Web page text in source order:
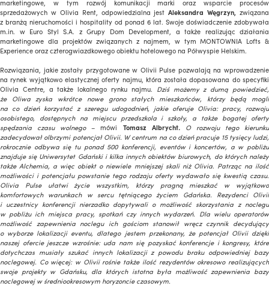
marketingowe, w tym rozwój komunikacji marki oraz wsparcie procesów
sprzedażowych w Olivia Rent, odpowiedzialna jestAleksandra Węgrzyn, związana
z branżą nieruchomości i hospitality od ponad 6 lat. Swoje doświadczenie zdobywała
m.in. w Euro Styl S.A. z Grupy Dom Development, a także realizując działania
marketingowe dla projektów związanych z najmem, w tym MONTOWNIA Lofts &
Experience oraz czterogwiazdkowego obiektu hotelowego na Półwyspie Helskim.
Rozwiązania, jakie zostały przygotowane w Olivii Pulse pozwalają na wprowadzenie
na rynek wyjątkowo elastycznej oferty najmu, która została dopasowana do specyfiki
Olivia Centre, a także lokalnego rynku najmu. Dziś możemy z dumą powiedzieć,
że Oliwa zyska wkrótce nowe grono stałych mieszkańców, którzy będą mogli
na co dzień korzystać z szeregu udogodnień, jakie oferuje Olivia: pracy, rozwoju
osobistego, dostępnych na miejscu przedszkola i szkoły, a także bogatej oferty
spędzania czasu wolnego– mówi Tomasz Albrycht.O rozwoju tego kierunku
zadecydował olbrzymi potencjał Olivii. W centrum na co dzień pracuje 15 tysięcy ludzi,
rokrocznie odbywa się tu ponad 500 konferencji, eventów i koncertów, a w pobliżu
znajduje się Uniwersytet Gdański i kilka innych obiektów biurowych, do których należy
także Alchemia, a więc obiekt o niewiele mniejszej skali niż Olivia. Patrząc na ilość
możliwości i potencjału powstanie tego rodzaju oferty wydawało się kwestią czasu.
Olivia Pulse ułatwi życie wszystkim, którzy pragną mieszkać w wyjątkowo
komfortowych warunkach w sercu tętniącego życiem Gdańska. Rezydenci Olivii
i uczestnicy konferencji nierzadko dopytywali o możliwość skorzystania z noclegu
w pobliżu ich miejsca pracy, spotkań czy innych wydarzeń. Dla wielu operatorów
możliwość zapewnienia noclegu ich gościom stanowił wręcz czynnik decydujący
o wyborze lokalizacji eventu, dlatego jestem przekonany, że potencjał Olivii dzięki
naszej ofercie jeszcze wzrośnie: uda nam się pozyskać konferencje i kongresy, które
dotychczas musiały szukać innych lokalizacji z powodu braku odpowiedniej bazy
noclegowej. Co więcej: w Olivii rośnie także ilość rezydentów okresowo realizujących
swoje projekty w Gdańsku, dla których istotna była możliwość zapewnienia bazy
noclegowej w średniookresowym horyzoncie czasowym.